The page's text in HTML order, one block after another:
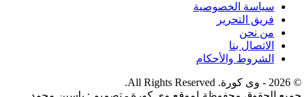
سياسة الخصوصية
فريق التحرير
من نحن
الاتصال بنا
الشروط والأحكام
© 2026 - وى كورة. All Rights Reserved.